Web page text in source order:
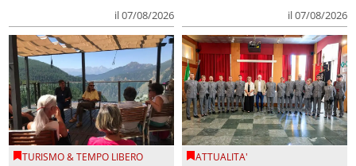
il 07/08/2026 il 07/08/2026
TURISMO & TEMPO LIBERO ATTUALITA'